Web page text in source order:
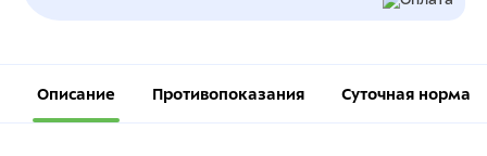
Описание Противопоказания Суточная норма